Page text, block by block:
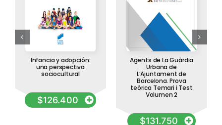
Infancia y adopción:
una perspectiva
sociocultural
$126.400
Agents de La Guàrdia
Urbana de
L’Ajuntament de
Barcelona. Prova
teòrica Temari i Test
Volumen 2
$131.750